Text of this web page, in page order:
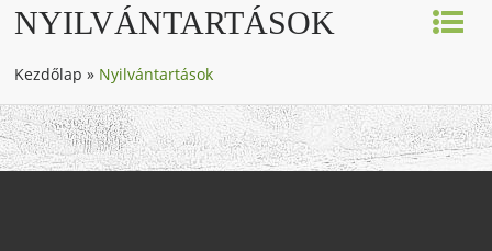
NYILVÁNTARTÁSOK
Kezdőlap » Nyilvántartások